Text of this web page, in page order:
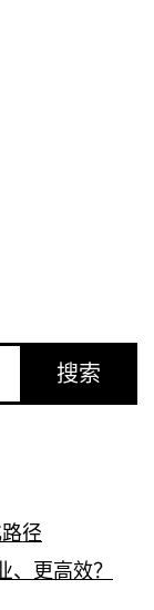
搜索
径
更高效？